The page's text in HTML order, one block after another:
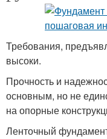
Требования,
высоки.
Прочность и
основным, но не
на опорные
Ленточный